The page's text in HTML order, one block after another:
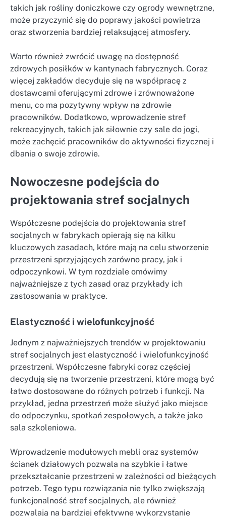
takich jak rośliny doniczkowe czy ogrody wewnętrzne,
może przyczynić się do poprawy jakości powietrza
oraz stworzenia bardziej relaksującej atmosfery.
Warto również zwrócić uwagę na dostępność
zdrowych posiłków w kantynach fabrycznych. Coraz
więcej zakładów decyduje się na współpracę z
dostawcami oferującymi zdrowe i zrównoważone
menu, co ma pozytywny wpływ na zdrowie
pracowników. Dodatkowo, wprowadzenie stref
rekreacyjnych, takich jak siłownie czy sale do jogi,
może zachęcić pracowników do aktywności fizycznej i
dbania o swoje zdrowie.
Nowoczesne podejścia do
projektowania stref socjalnych
Współczesne podejścia do projektowania stref
socjalnych w fabrykach opierają się na kilku
kluczowych zasadach, które mają na celu stworzenie
przestrzeni sprzyjających zarówno pracy, jak i
odpoczynkowi. W tym rozdziale omówimy
najważniejsze z tych zasad oraz przykłady ich
zastosowania w praktyce.
Elastyczność i wielofunkcyjność
Jednym z najważniejszych trendów w projektowaniu
stref socjalnych jest elastyczność i wielofunkcyjność
przestrzeni. Współczesne fabryki coraz częściej
decydują się na tworzenie przestrzeni, które mogą być
łatwo dostosowane do różnych potrzeb i funkcji. Na
przykład, jedna przestrzeń może służyć jako miejsce
do odpoczynku, spotkań zespołowych, a także jako
sala szkoleniowa.
Wprowadzenie modułowych mebli oraz systemów
ścianek działowych pozwala na szybkie i łatwe
przekształcanie przestrzeni w zależności od bieżących
potrzeb. Tego typu rozwiązania nie tylko zwiększają
funkcjonalność stref socjalnych, ale również
pozwalają na bardziej efektywne wykorzystanie